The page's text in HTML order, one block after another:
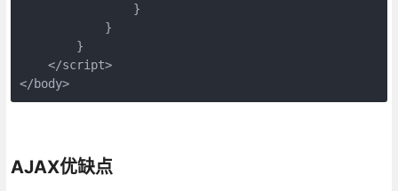
}
}
}
</script>
</body>
AJAX优缺点